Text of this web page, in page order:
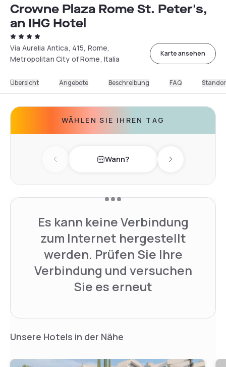
Crowne Plaza Rome St. Peter's,
an IHG Hotel
Via Aurelia Antica, 415, Rome,
Metropolitan City of Rome, Italia
Karte ansehen
Übersicht Angebote Beschreibung FAQ
WÄHLEN SIE IHREN TAG
Previous day Wann? Next day
Es kann keine Verbindung
zum Internet hergestellt
werden. Prüfen Sie Ihre
Verbindung und versuchen
Sie es erneut
Unsere Hotels in der Nähe